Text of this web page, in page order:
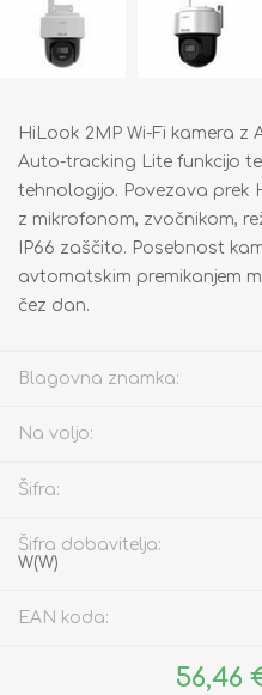
HiLook 2MP Wi-Fi kamera z
Auto-tracking Lite funkcijo
tehnologijo. Povezava prek
z mikrofonom, zvočnikom,
IP66 zaščito. Posebnost
avtomatskim premikanjem
čez dan.
Blagovna znamka:
Na voljo:
Šifra:
Šifra dobavitelja:
W(W)
EAN koda:
56,46